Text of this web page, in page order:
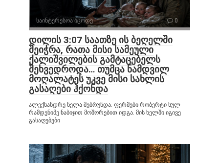
საინტერესოა იცოდე 0
დილის 3:07 საათზე ის ბეღელში
შეიჭრა, რათა მისი სამეული
ქალიშვილების გამტაცებელს
შეხვედროდა… თუმცა ნამდვილ
მოღალატეს უკვე მისი სახლის
გასაღები ჰქონდა
ალექსანდრე ნელა შებრუნდა. ფერმები რობერტი სულ
რამდენიმე ნაბიჯით მოშორებით იდგა. მის ხელში იგივე
გასაღებები